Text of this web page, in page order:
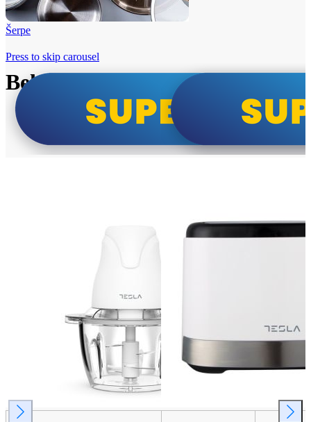
Šerpe
Beko i Tesla super cene
Press to skip carousel